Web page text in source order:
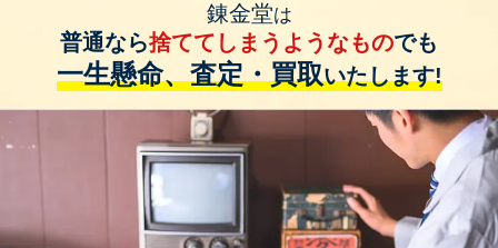
錬金堂は
普通なら捨ててしまうようなものでも
一生懸命、査定・買取いたします!